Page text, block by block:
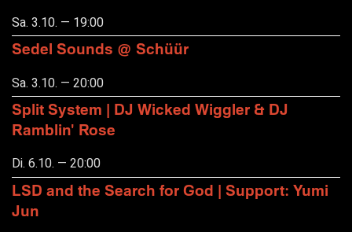
Sa. 3.10. — 19:00
Sedel Sounds @ Schüür
Sa. 3.10. — 20:00
Split System | DJ Wicked Wiggler & DJ
Ramblin' Rose
Di. 6.10. — 20:00
LSD and the Search for God | Support: Yumi
Jun